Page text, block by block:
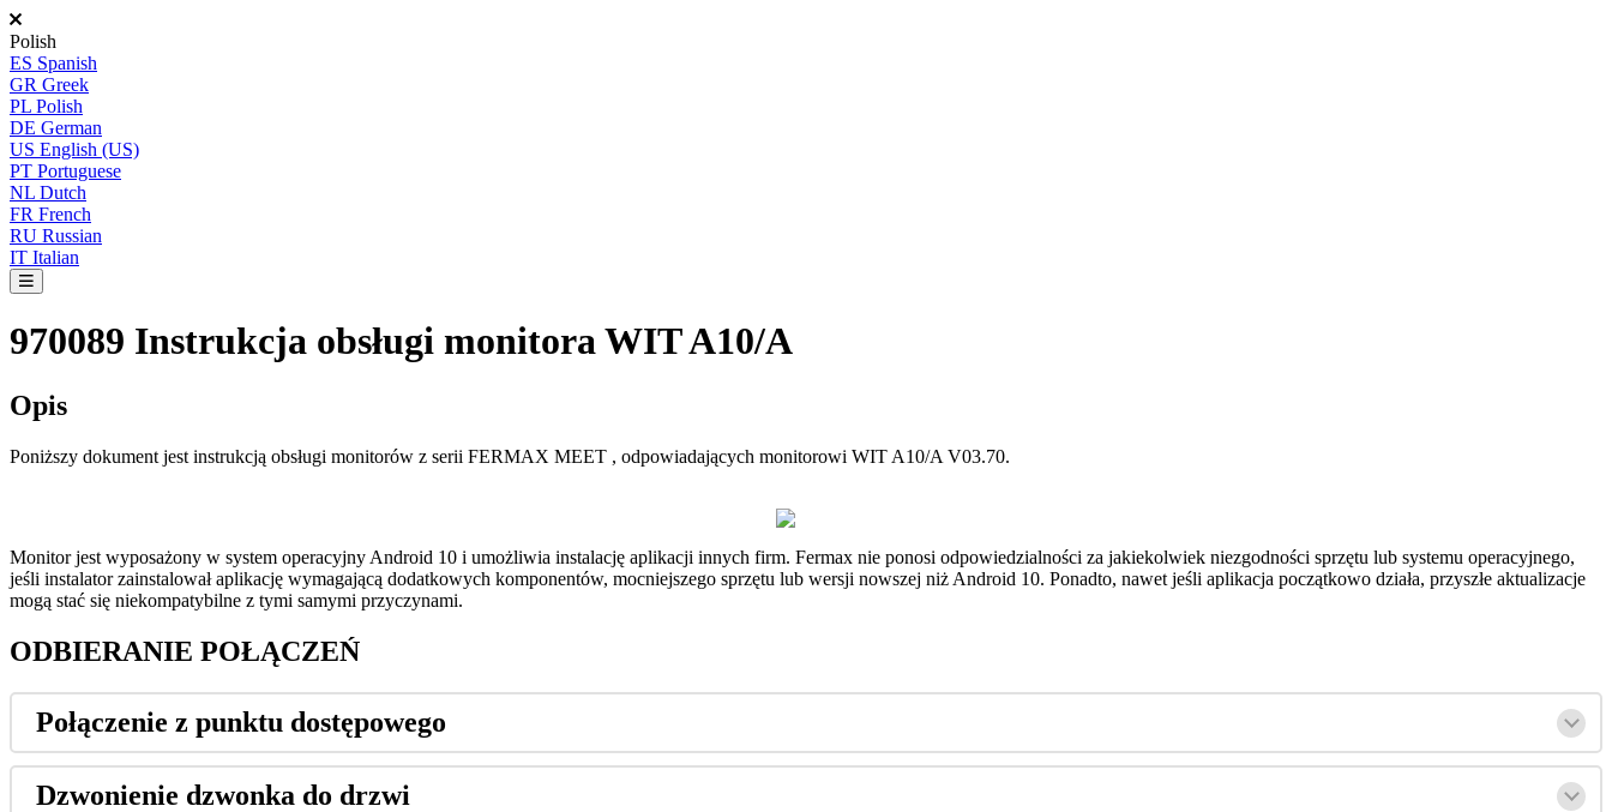
Polish
ES Spanish
GR Greek
PL Polish
DE German
US English (US)
PT Portuguese
NL Dutch
FR French
RU Russian
IT Italian
970089 Instrukcja obsługi monitora WIT A10/A
Opis
Poniższy dokument jest instrukcją obsługi monitorów z serii FERMAX MEET , odpowiadających monitorowi WIT A10/A V03.70.
Monitor jest wyposażony w system operacyjny Android 10 i umożliwia instalację aplikacji innych firm. Fermax nie ponosi odpowiedzialności za jakiekolwiek niezgodności sprzętu lub systemu operacyjnego,
jeśli instalator zainstalował aplikację wymagającą dodatkowych komponentów, mocniejszego sprzętu lub wersji nowszej niż Android 10. Ponadto, nawet jeśli aplikacja początkowo działa, przyszłe aktualizacje
mogą stać się niekompatybilne z tymi samymi przyczynami.
ODBIERANIE POŁĄCZEŃ
Połączenie z punktu dostępowego
Dzwonienie dzwonka do drzwi